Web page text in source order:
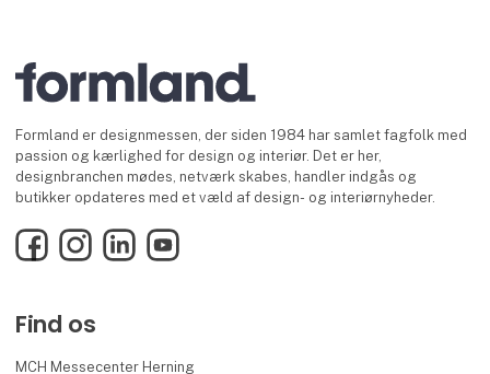
Formland er designmessen, der siden 1984 har samlet fagfolk med
passion og kærlighed for design og interiør. Det er her,
designbranchen mødes, netværk skabes, handler indgås og
butikker opdateres med et væld af design- og interiørnyheder.
FacebookInstagramLinkedInYouTube
Find os
MCH Messecenter Herning